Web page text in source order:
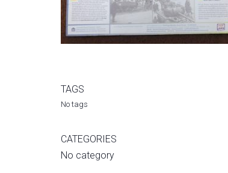
TAGS
No tags
CATEGORIES
No category